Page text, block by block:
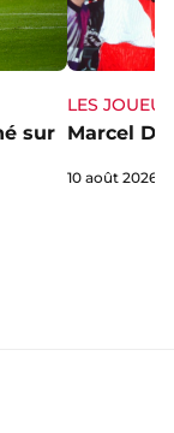
sur
LES
Marcel
10 août 2026